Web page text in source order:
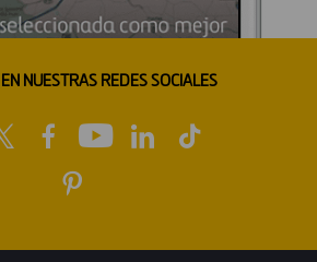
NUESTRAS REDES SOCIALES